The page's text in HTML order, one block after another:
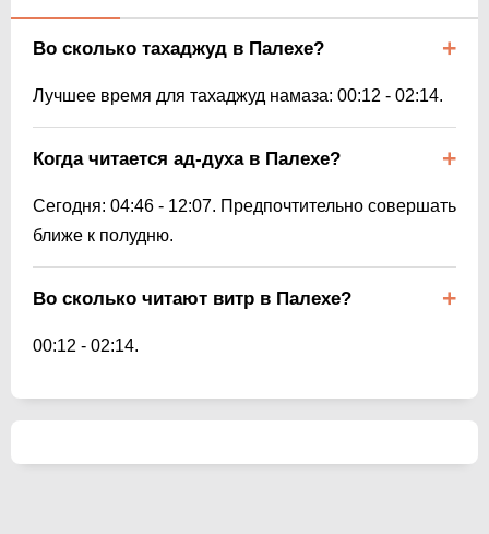
Во сколько тахаджуд в Палехе?
Лучшее время для тахаджуд намаза: 00:12 - 02:14.
Когда читается ад-духа в Палехе?
Сегодня: 04:46 - 12:07. Предпочтительно совершать
ближе к полудню.
Во сколько читают витр в Палехе?
00:12 - 02:14.